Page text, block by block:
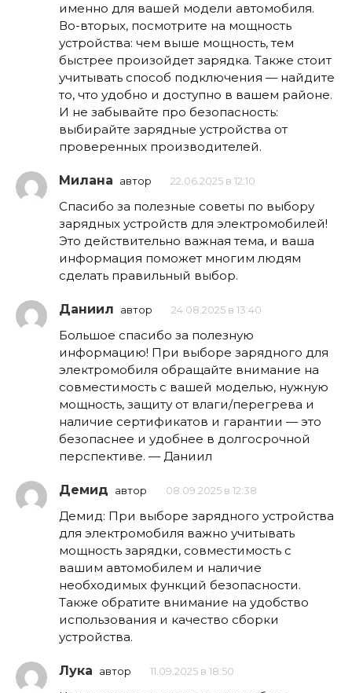
именно для вашей модели автомобиля.
Во-вторых, посмотрите на мощность
устройства: чем выше мощность, тем
быстрее произойдет зарядка. Также стоит
учитывать способ подключения — найдите
то, что удобно и доступно в вашем районе.
И не забывайте про безопасность:
выбирайте зарядные устройства от
проверенных производителей.
Милана автор 22.06.2025 в 12:10
Спасибо за полезные советы по выбору
зарядных устройств для электромобилей!
Это действительно важная тема, и ваша
информация поможет многим людям
сделать правильный выбор.
Даниил автор 24.08.2025 в 13:40
Большое спасибо за полезную
информацию! При выборе зарядного для
электромобиля обращайте внимание на
совместимость с вашей моделью, нужную
мощность, защиту от влаги/перегрева и
наличие сертификатов и гарантии — это
безопаснее и удобнее в долгосрочной
перспективе. — Даниил
Демид автор 08.09.2025 в 12:38
Демид: При выборе зарядного устройства
для электромобиля важно учитывать
мощность зарядки, совместимость с
вашим автомобилем и наличие
необходимых функций безопасности.
Также обратите внимание на удобство
использования и качество сборки
устройства.
Лука автор 11.09.2025 в 18:50